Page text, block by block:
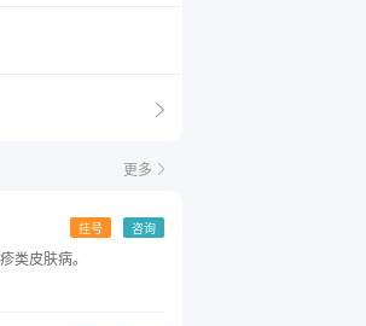
更多
咨询
挂号
类皮肤病。